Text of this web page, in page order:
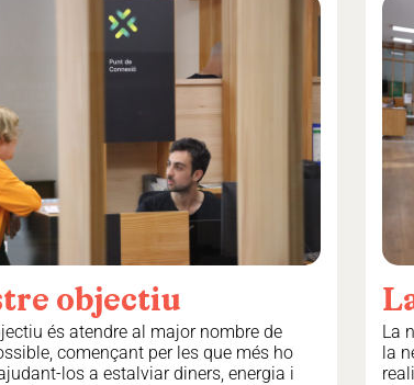
objectiu
és atendre al major nombre de
començant per les que més ho
los a estalviar diners, energia i
La
la